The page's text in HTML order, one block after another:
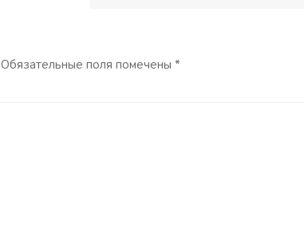
Обязательные поля помечены *